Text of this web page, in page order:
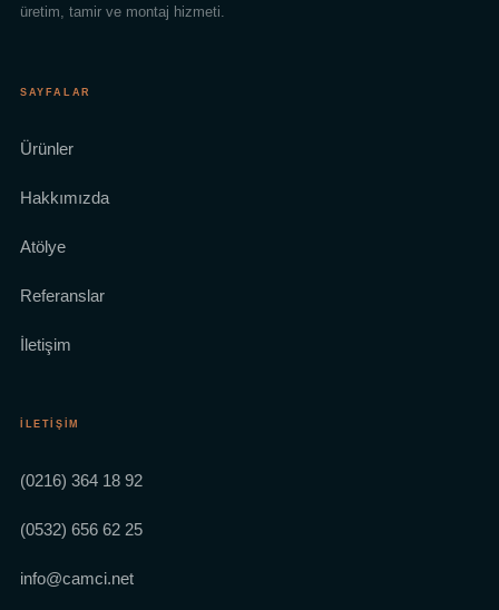
üretim, tamir ve montaj hizmeti.
SAYFALAR
Ürünler
Hakkımızda
Atölye
Referanslar
İletişim
İLETIŞIM
(0216) 364 18 92
(0532) 656 62 25
info@camci.net